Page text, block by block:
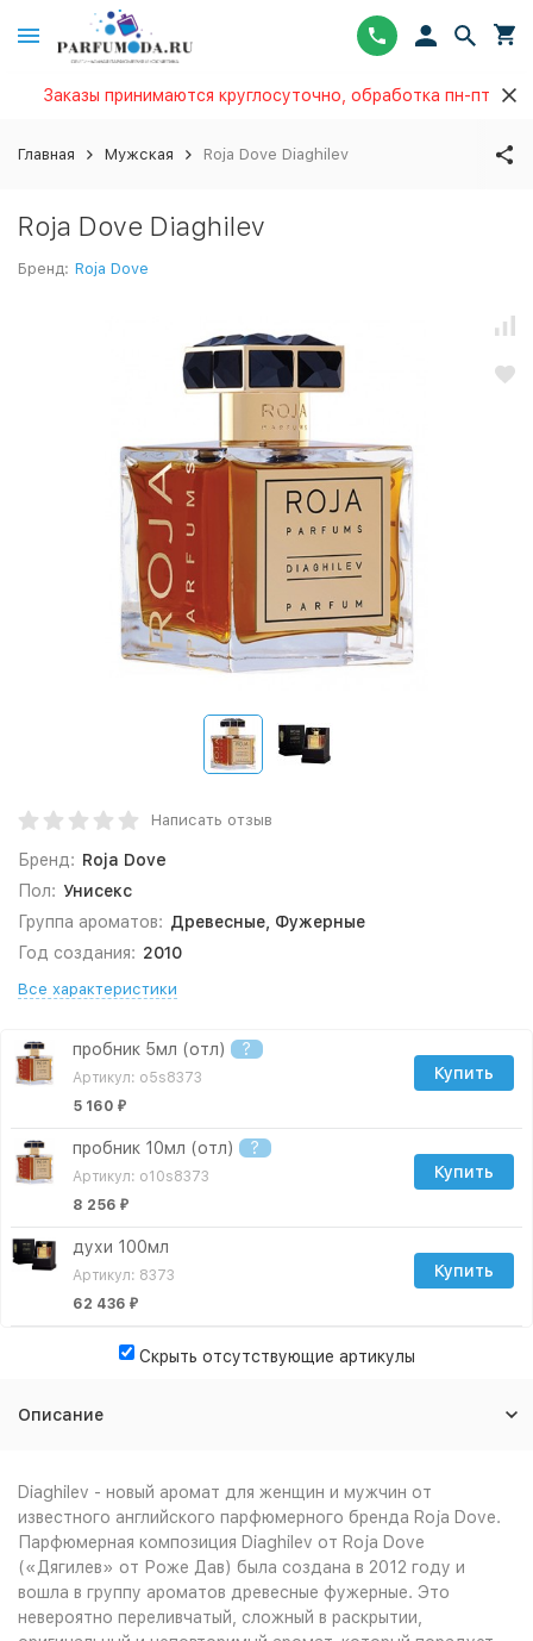
Заказы принимаются круглосуточно, обработка пн-пт
Главная Мужская Roja Dove Diaghilev
Roja Dove Diaghilev
Бренд: Roja Dove
Написать отзыв
Бренд: Roja Dove
Пол: Унисекс
Группа ароматов: Древесные, Фужерные
Год создания: 2010
Все характеристики
пробник 5мл (отл) ?
Артикул: o5s8373
5 160 ₽
Купить
пробник 10мл (отл) ?
Артикул: o10s8373
8 256 ₽
Купить
духи 100мл
Артикул: 8373
62 436 ₽
Купить
Скрыть отсутствующие артикулы
Описание
Diaghilev - новый аромат для женщин и мужчин от
известного английского парфюмерного бренда Roja Dove.
Парфюмерная композиция Diaghilev от Roja Dove
(«Дягилев» от Роже Дав) была создана в 2012 году и
вошла в группу ароматов древесные фужерные. Это
невероятно переливчатый, сложный в раскрытии,